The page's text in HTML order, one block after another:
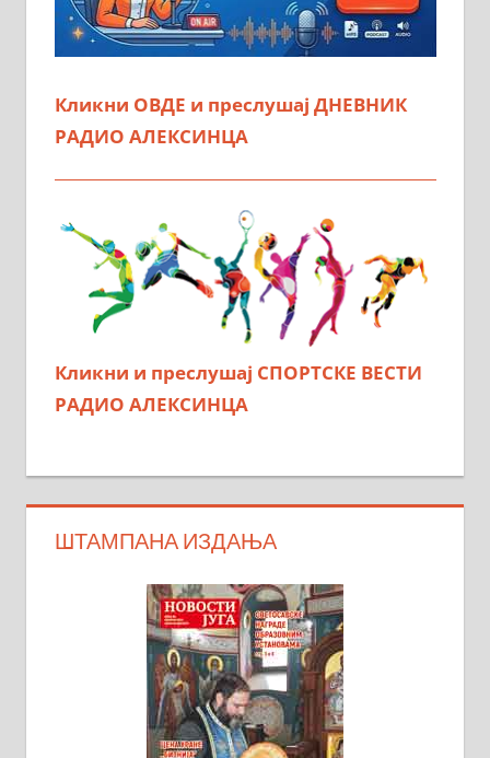
Кликни ОВДЕ и преслушај ДНЕВНИК
РАДИО АЛЕКСИНЦА
Кликни и преслушај СПОРТСКЕ ВЕСТИ
РАДИО АЛЕКСИНЦА
ШТАМПАНА ИЗДАЊА